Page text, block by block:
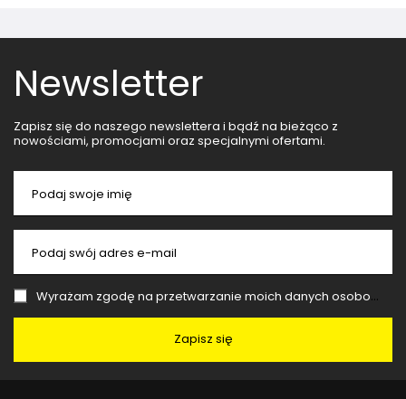
Newsletter
Zapisz się do naszego newslettera i bądź na bieżąco z
nowościami, promocjami oraz specjalnymi ofertami.
Podaj swoje imię
Podaj swój adres e-mail
Wyrażam zgodę na przetwarzanie moich danych osobowych (adres e-mail) na potrzeby wysyłki newslettera z informacją handlową (marketing). Więcej w
Zapisz się